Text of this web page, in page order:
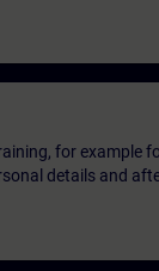
for example
details and